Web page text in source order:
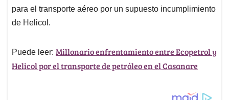
para el transporte aéreo por un supuesto incumplimiento
de Helicol.
Puede leer: Millonario enfrentamiento entre Ecopetrol y
Helicol por el transporte de petróleo en el Casanare